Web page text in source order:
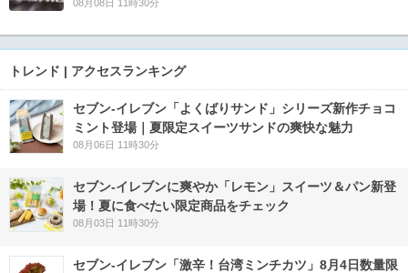
08月08日 11時30分
トレンド | アクセスランキング
セブン‐イレブン「よくばりサンド」シリーズ新作チョコ
ミント登場｜夏限定スイーツサンドの爽快な魅力
08月06日 11時30分
セブン‐イレブンに爽やか「レモン」スイーツ＆パン新登
場！夏に食べたい限定商品をチェック
08月03日 11時30分
セブン-イレブン「激辛！台湾ミンチカツ」8月4日数量限